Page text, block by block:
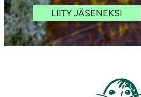
LIITY JÄSENEKSI